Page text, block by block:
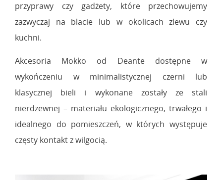
przyprawy czy gadżety, które przechowujemy
zazwyczaj na blacie lub w okolicach zlewu czy
kuchni.
Akcesoria Mokko od Deante dostępne w
wykończeniu w minimalistycznej czerni lub
klasycznej bieli i wykonane zostały ze stali
nierdzewnej – materiału ekologicznego, trwałego i
idealnego do pomieszczeń, w których występuje
częsty kontakt z wilgocią.